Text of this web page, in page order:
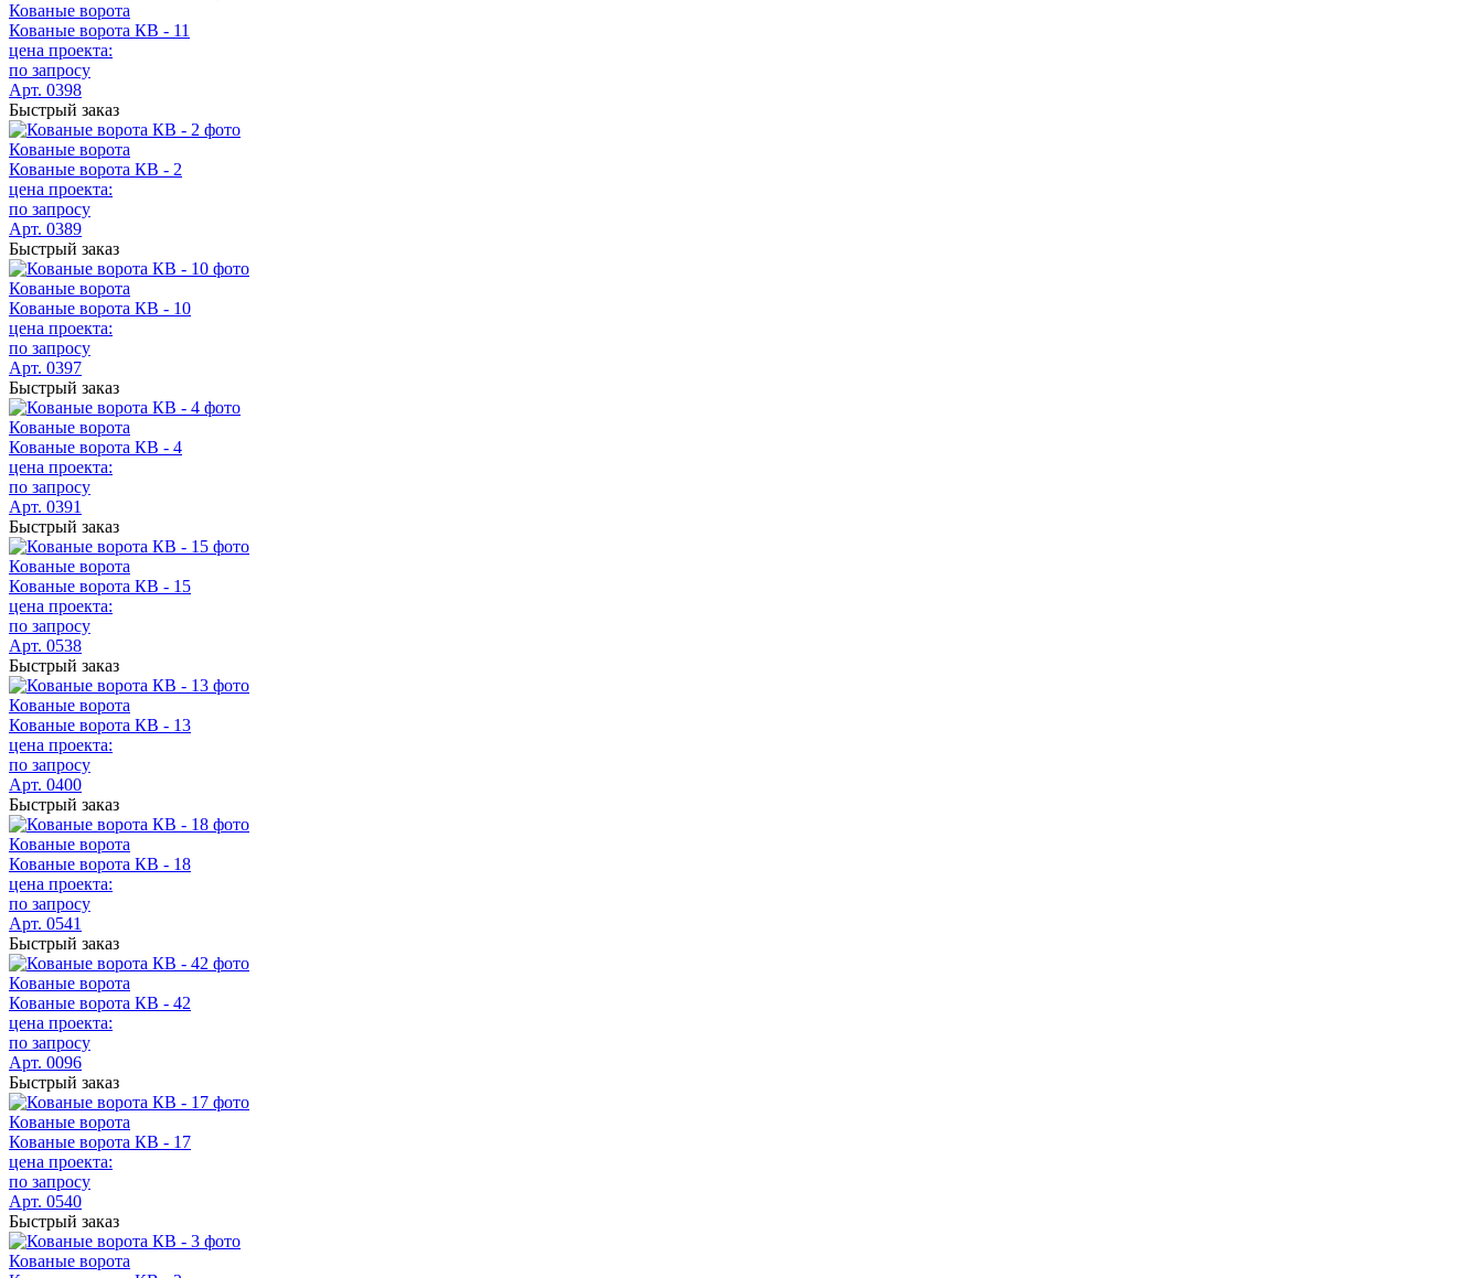
Кованые ворота
Кованые ворота КВ - 11
цена проекта:
по запросу
Арт. 0398
Быстрый заказ
Кованые ворота
Кованые ворота КВ - 2
цена проекта:
по запросу
Арт. 0389
Быстрый заказ
Кованые ворота
Кованые ворота КВ - 10
цена проекта:
по запросу
Арт. 0397
Быстрый заказ
Кованые ворота
Кованые ворота КВ - 4
цена проекта:
по запросу
Арт. 0391
Быстрый заказ
Кованые ворота
Кованые ворота КВ - 15
цена проекта:
по запросу
Арт. 0538
Быстрый заказ
Кованые ворота
Кованые ворота КВ - 13
цена проекта:
по запросу
Арт. 0400
Быстрый заказ
Кованые ворота
Кованые ворота КВ - 18
цена проекта:
по запросу
Арт. 0541
Быстрый заказ
Кованые ворота
Кованые ворота КВ - 42
цена проекта:
по запросу
Арт. 0096
Быстрый заказ
Кованые ворота
Кованые ворота КВ - 17
цена проекта:
по запросу
Арт. 0540
Быстрый заказ
Кованые ворота